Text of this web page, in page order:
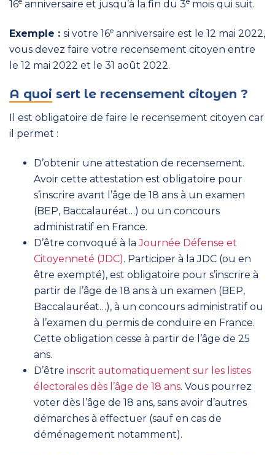
16 anniversaire et jusqu’à la fin du 3 mois qui suit.
Exemple : si votre 16e anniversaire est le 12 mai 2022,
vous devez faire votre recensement citoyen entre
le 12 mai 2022 et le 31 août 2022.
A quoi sert le recensement citoyen ?
Il est obligatoire de faire le recensement citoyen car
il permet :
D’obtenir une attestation de recensement.
Avoir cette attestation est obligatoire pour
s’inscrire avant l’âge de 18 ans à un examen
(BEP, Baccalauréat…) ou un concours
administratif en France.
D’être convoqué à laJournée Défense et
Citoyenneté (JDC). Participer à la JDC (ou en
être exempté), est obligatoire pour s’inscrire à
partir de l’âge de 18 ans à un examen (BEP,
Baccalauréat…), à un concours administratif ou
à l’examen du permis de conduire en France.
Cette obligation cesse à partir de l’âge de 25
ans.
D’être inscrit automatiquement sur les listes
électorales dès l’âge de 18 ans. Vous pourrez
voter dès l’âge de 18 ans, sans avoir d’autres
démarches à effectuer (sauf en cas de
déménagement notamment).